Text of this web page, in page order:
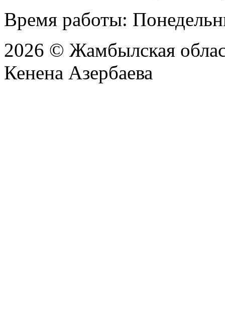
Время работы:
2026 © Жамбылская
Кенена Азербаева